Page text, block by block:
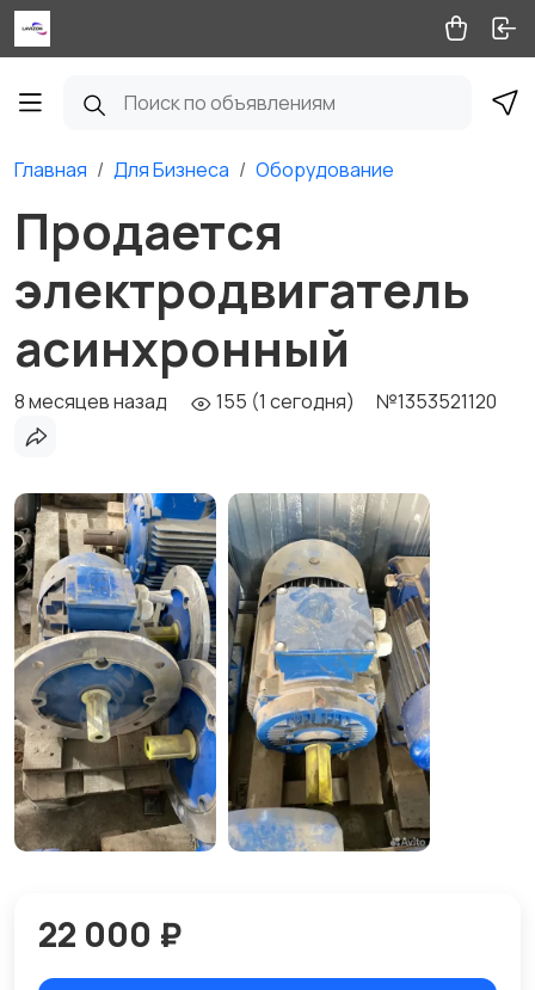
Главная Для Бизнеса Оборудование
Продается
электродвигатель
асинхронный
8 месяцев назад 155 (1 сегодня) №1353521120
22 000 ₽